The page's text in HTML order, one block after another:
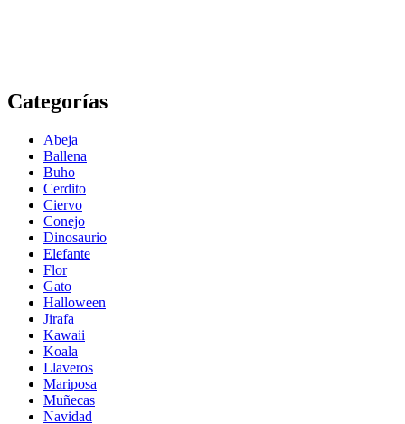
Categorías
Abeja
Ballena
Buho
Cerdito
Ciervo
Conejo
Dinosaurio
Elefante
Flor
Gato
Halloween
Jirafa
Kawaii
Koala
Llaveros
Mariposa
Muñecas
Navidad